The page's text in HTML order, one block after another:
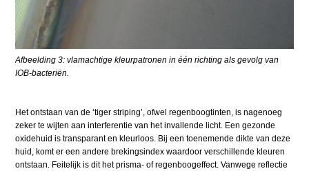
Afbeelding 3: vlamachtige kleurpatronen in één richting als gevolg van
IOB-bacteriën.
Het ontstaan van de ‘tiger striping’, ofwel regenboogtinten, is nagenoeg
zeker te wijten aan interferentie van het invallende licht. Een gezonde
oxidehuid is transparant en kleurloos. Bij een toenemende dikte van deze
huid, komt er een andere brekingsindex waardoor verschillende kleuren
ontstaan. Feitelijk is dit het prisma- of regenboogeffect. Vanwege reflectie